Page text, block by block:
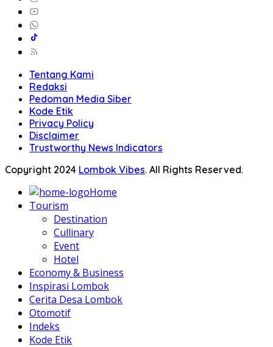
Tentang Kami
Redaksi
Pedoman Media Siber
Kode Etik
Privacy Policy
Disclaimer
Trustworthy News Indicators
Copyright 2024 Lombok Vibes. All Rights Reserved.
Home
Tourism
Destination
Cullinary
Event
Hotel
Economy & Business
Inspirasi Lombok
Cerita Desa Lombok
Otomotif
Indeks
Kode Etik